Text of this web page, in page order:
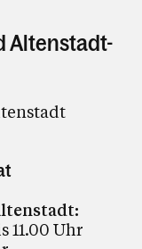
Altenstadt-
11.00 Uhr